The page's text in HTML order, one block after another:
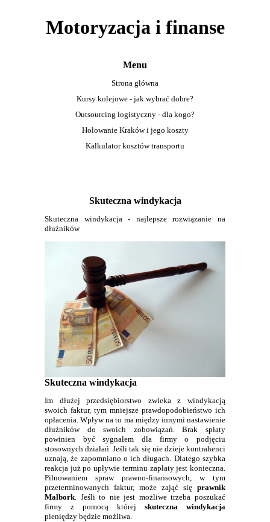
Motoryzacja i finanse
Menu
Strona główna
Kursy kolejowe - jak wybrać dobre?
Outsourcing logistyczny - dla kogo?
Holowanie Kraków i jego koszty
Kalkulator kosztów transportu
Skuteczna windykacja
Skuteczna windykacja - najlepsze rozwiązanie na
dłużników
Skuteczna windykacja
Im dłużej przedsiębiorstwo zwleka z windykacją
swoich faktur, tym mniejsze prawdopodobieństwo ich
opłacenia. Wpływ na to ma między innymi nastawienie
dłużników do swoich zobowiązań. Brak spłaty
powinien być sygnałem dla firmy o podjęciu
stosownych działań. Jeśli tak się nie dzieje kontrahenci
uznają, że zapomniano o ich długach. Dlatego szybka
reakcja już po upływie terminu zapłaty jest konieczna.
Pilnowaniem spraw prawno-finansowych, w tym
przeterminowanych faktur, może zająć się prawnik
Malbork. Jeśli to nie jest możliwe trzeba poszukać
firmy z pomocą której skuteczna windykacja
pieniędzy będzie możliwa.